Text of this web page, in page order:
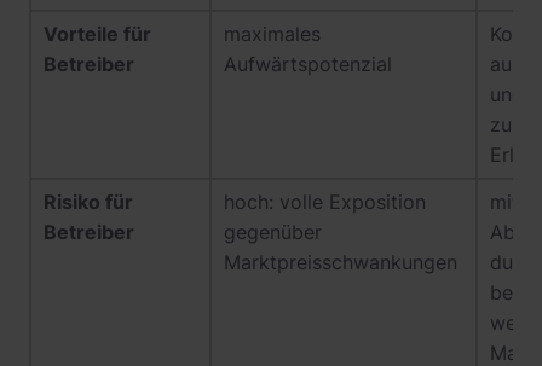
Vorteile für
Betreiber
maximales
Aufwärtspotenzial
aus
und
Risiko für
Betreiber
hoch: volle Exposition
gegenüber
Marktpreisschwankungen